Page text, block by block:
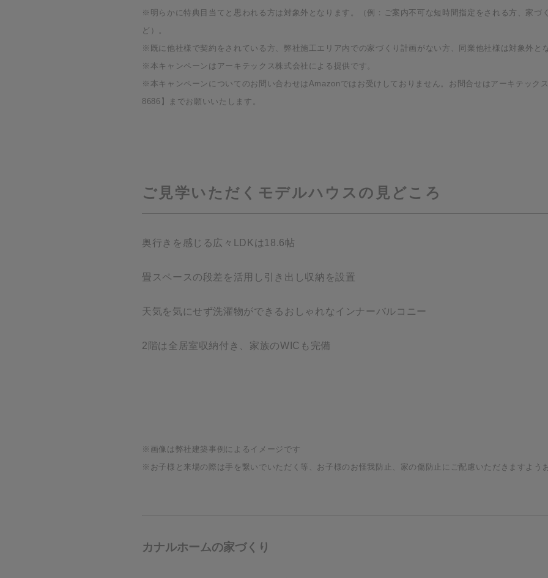
※明らかに特典目当てと思われる方は対象外となります。（例：ご案内不可な短時間指定をされる方、家づ
ど）。
※既に他社様で契約をされている方、弊社施工エリア内での家づくり計画がない方、同業他社様は対象外と
※本キャンペーンはアーキテックス株式会社による提供です。
※本キャンペーンについてのお問い合わせはAmazonではお受けしておりません。お問合せはアーキテック
8686】までお願いいたします。
ご見学いただくモデルハウスの見どころ
奥行きを感じる広々LDKは18.6帖
畳スペースの段差を活用し引き出し収納を設置
天気を気にせず洗濯物ができるおしゃれなインナーバルコニー
2階は全居室収納付き、家族のWICも完備
※画像は弊社建築事例によるイメージです
※お子様と来場の際は手を繋いでいただく等、お子様のお怪我防止、家の傷防止にご配慮いただきますよう
カナルホームの家づくり